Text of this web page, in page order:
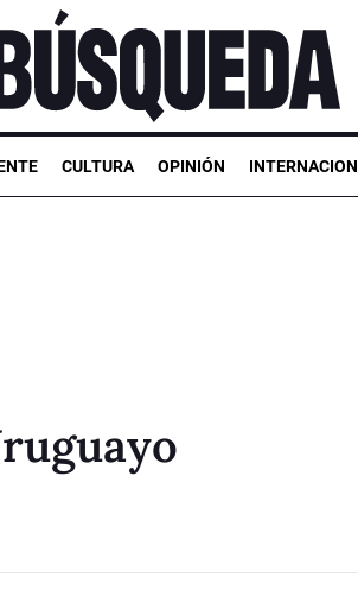
CULTURA OPINIÓN